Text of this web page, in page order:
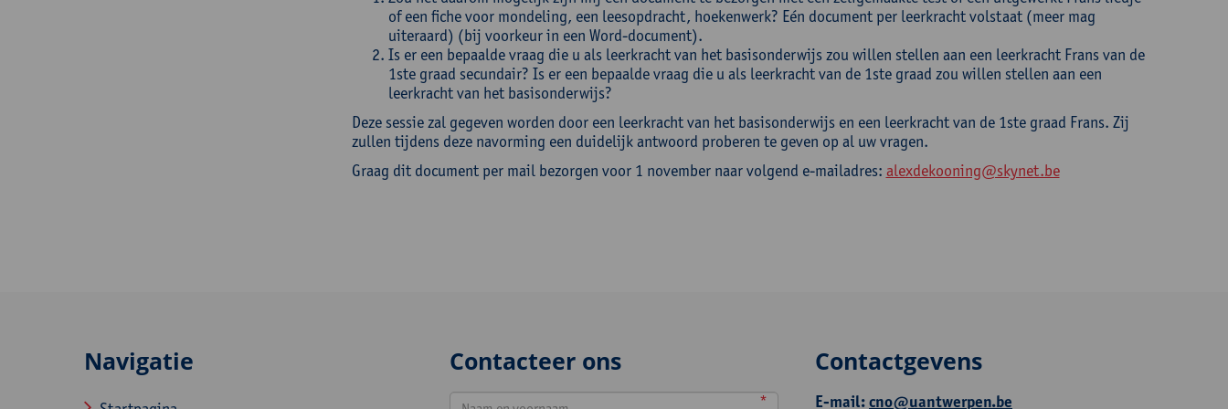
of een fiche voor mondeling, een leesopdracht, hoekenwerk? Eén document per leerkracht volstaat (meer mag
uiteraard) (bij voorkeur in een Word-document).
Is er een bepaalde vraag die u als leerkracht van het basisonderwijs zou willen stellen aan een leerkracht Frans van de
1ste graad secundair? Is er een bepaalde vraag die u als leerkracht van de 1ste graad zou willen stellen aan een
leerkracht van het basisonderwijs?
Deze sessie zal gegeven worden door een leerkracht van het basisonderwijs en een leerkracht van de 1ste graad Frans. Zij
zullen tijdens deze navorming een duidelijk antwoord proberen te geven op al uw vragen.
Graag dit document per mail bezorgen voor 1 november naar volgend e-mailadres: alexdekooning@skynet.be
Navigatie Contacteer ons
*
Contactgevens
E-mail:cno@uantwerpen.be